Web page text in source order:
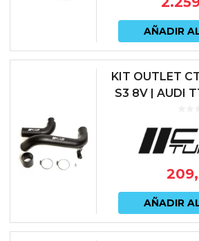
AÑADIR
KIT OUTLET
S3 8V | AUDI
AÑADIR